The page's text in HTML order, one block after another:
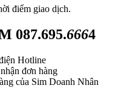
điểm giao dịch.
087.695.6664
Hotline
đơn hàng
của Sim Doanh Nhân